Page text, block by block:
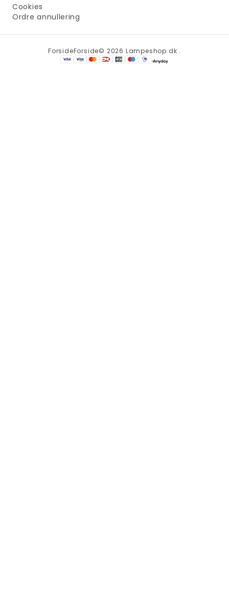
Cookies
Ordre annullering
ForsideForside© 2026 Lampeshop.dk .